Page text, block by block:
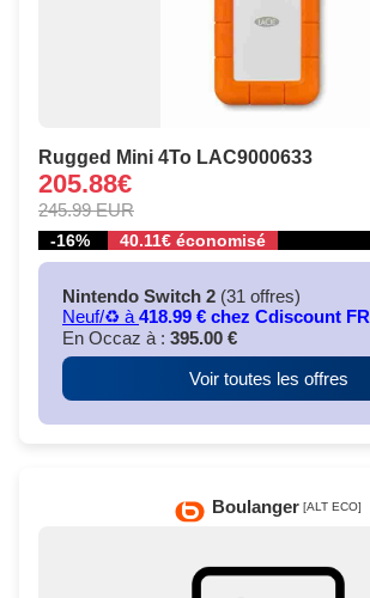
Rugged Mini 4To LAC9000633
205.88€
245.99 EUR
-16% 40.11€ économisé
Nintendo Switch 2 (31 offres)
Neuf/♻️ à 418.99 € chez Cdiscount FR
En Occaz à : 395.00 €
Voir toutes les offres
Boulanger [ALT ECO]